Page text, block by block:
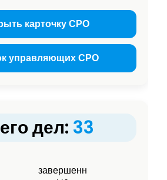
карточку СРО
управляющих СРО
дел: 33
завершенн